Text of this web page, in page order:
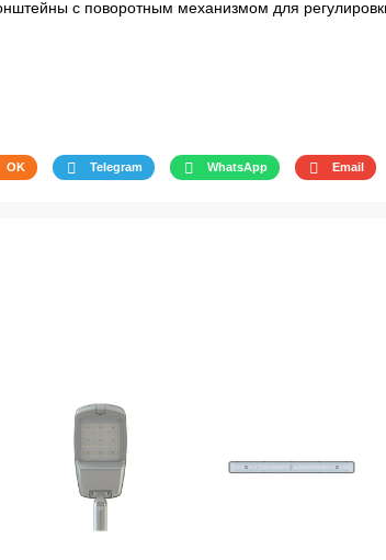
с поворотным механизмом для
OK Telegram WhatsApp Email